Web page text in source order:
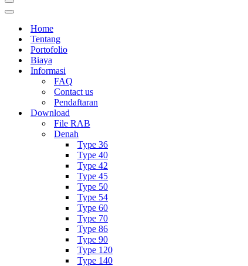
Menu
Navigasi
Menu
NavigasiHome
Tentang
Portofolio
Biaya
Informasi
FAQ
Contact us
Pendaftaran
Download
File RAB
Denah
Type 36
Type 40
Type 42
Type 45
Type 50
Type 54
Type 60
Type 70
Type 86
Type 90
Type 120
Type 140